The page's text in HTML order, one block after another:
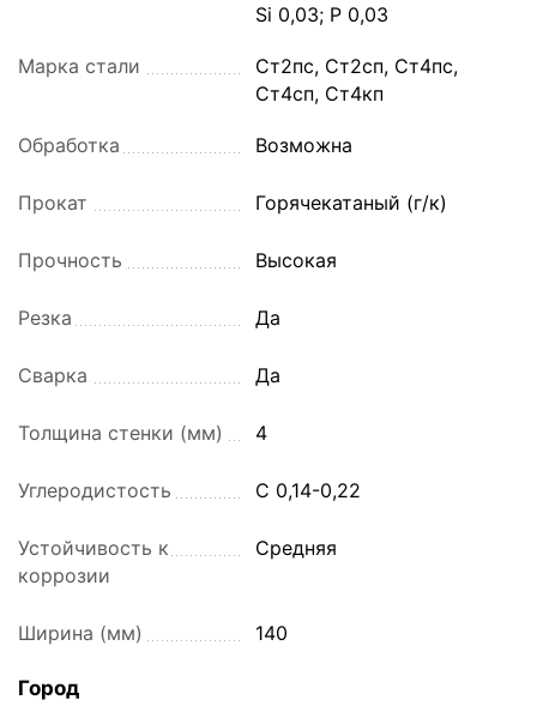
Si 0,03; P 0,03
Марка стали
Ст2пс, Ст2сп, Ст4пс,
Ст4сп, Ст4кп
Обработка Возможна
Прокат Горячекатаный (г/к)
Прочность Высокая
Резка Да
Сварка Да
Толщина стенки (мм) 4
Углеродистость С 0,14-0,22
Устойчивость к
коррозии
Средняя
Ширина (мм) 140
Город